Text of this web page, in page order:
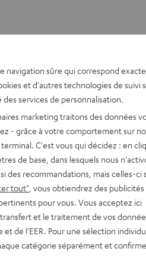
pas de faire savoir à tout
avant même que vous ayez
navigation sûre qui correspond
et d'autres technologies de suivi
services de personnalisation.
marketing traitons des données
- grâce à votre comportement sur
C'est vous qui décidez : en
de base, dans lesquels nous
des recommandations, mais celles-ci
tout" , vous obtiendrez des publicités
pour vous. Vous acceptez ici
et le traitement de vos
de l'EER. Pour une sélection
catégorie séparément et